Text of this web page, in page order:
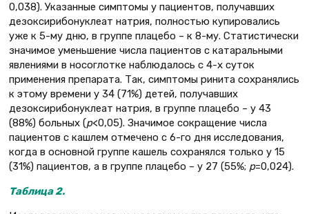
0,038). Указанные симптомы у пациентов, получавших
дезоксирибонуклеат натрия, полностью купировались
уже к 5-му дню, в группе плацебо – к 8-му. Статистически
значимое уменьшение числа пациентов с катаральными
явлениями в носоглотке наблюдалось с 4-х суток
применения препарата. Так, симптомы ринита сохранялись
к этому времени у 34 (71%) детей, получавших
дезоксирибонуклеат натрия, в группе плацебо – у 43
(88%) больных (р<0,05). Значимое сокращение числа
пациентов с кашлем отмечено с 6-го дня исследования,
когда в основной группе кашель сохранялся только у 15
(31%) пациентов, а в группе плацебо – у 27 (55%; р=0,024).
Таблица 2.